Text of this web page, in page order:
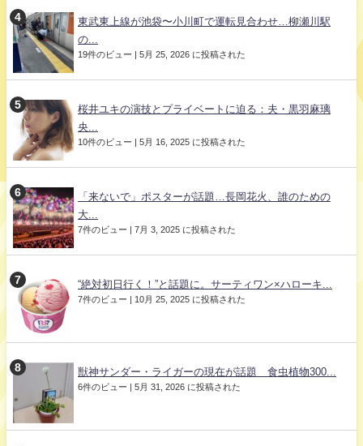
東武東上線が池袋〜小川町で運転見合わせ…柳瀬川駅
の...
19件のビュー | 5月 25, 2026 に投稿された
桜井ユキの演技とプライベートに迫る：夫・黒羽麻璃
央...
10件のビュー | 5月 16, 2025 に投稿された
「来ないで」ポスターが話題…長岡花火、誰のための
大...
7件のビュー | 7月 3, 2025 に投稿された
“絶対初日行く！”と話題に。サーティワン×ハローキ...
7件のビュー | 10月 25, 2025 に投稿された
獣神サンダー・ライガーの現在が話題 食虫植物300...
6件のビュー | 5月 31, 2026 に投稿された